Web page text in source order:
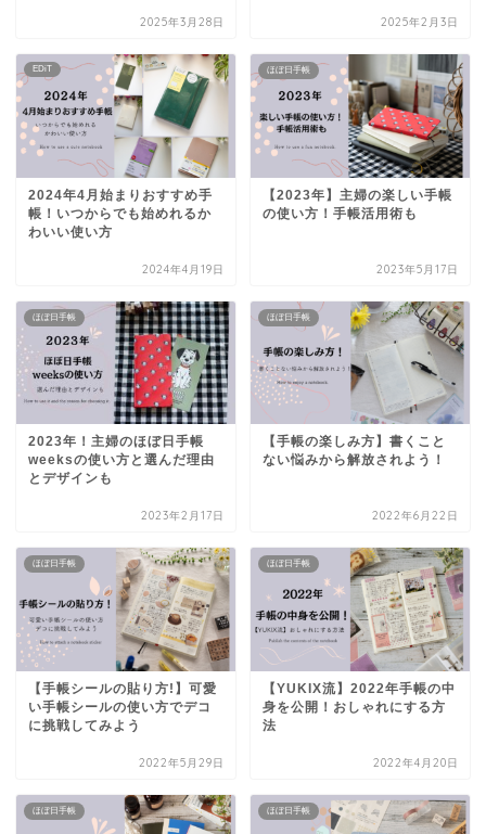
2025年3月28日 2025年2月3日
EDiT
2024年4月始まりおすすめ手
帳！いつからでも始めれるか
わいい使い方
2024年4月19日
ほぼ日手帳
【2023年】主婦の楽しい手帳
の使い方！手帳活用術も
2023年5月17日
ほぼ日手帳
2023年！主婦のほぼ日手帳
weeksの使い方と選んだ理由
とデザインも
2023年2月17日
ほぼ日手帳
【手帳の楽しみ方】書くこと
ない悩みから解放されよう！
2022年6月22日
ほぼ日手帳
【手帳シールの貼り方!】可愛
い手帳シールの使い方でデコ
に挑戦してみよう
2022年5月29日
ほぼ日手帳
【YUKIX流】2022年手帳の中
身を公開！おしゃれにする方
法
2022年4月20日
ほぼ日手帳 ほぼ日手帳